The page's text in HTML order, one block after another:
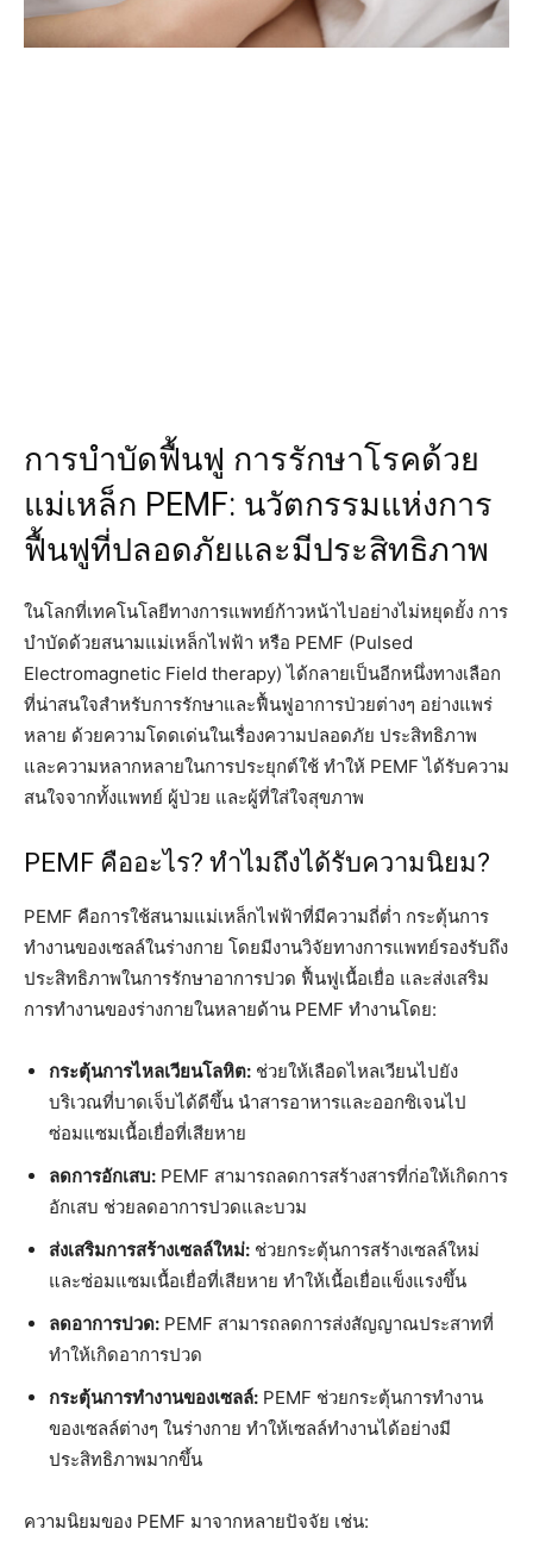
การบำบัดฟื้นฟู การรักษาโรคด้วย
แม่เหล็ก PEMF: นวัตกรรมแห่งการ
ฟื้นฟูที่ปลอดภัยและมีประสิทธิภาพ
ในโลกที่เทคโนโลยีทางการแพทย์ก้าวหน้าไปอย่างไม่หยุดยั้ง การ
บำบัดด้วยสนามแม่เหล็กไฟฟ้า หรือ PEMF (Pulsed
Electromagnetic Field therapy) ได้กลายเป็นอีกหนึ่งทางเลือก
ที่น่าสนใจสำหรับการรักษาและฟื้นฟูอาการป่วยต่างๆ อย่างแพร่
หลาย ด้วยความโดดเด่นในเรื่องความปลอดภัย ประสิทธิภาพ
และความหลากหลายในการประยุกต์ใช้ ทำให้ PEMF ได้รับความ
สนใจจากทั้งแพทย์ ผู้ป่วย และผู้ที่ใส่ใจสุขภาพ
PEMF คืออะไร? ทำไมถึงได้รับความนิยม?
PEMF คือการใช้สนามแม่เหล็กไฟฟ้าที่มีความถี่ต่ำ กระตุ้นการ
ทำงานของเซลล์ในร่างกาย โดยมีงานวิจัยทางการแพทย์รองรับถึง
ประสิทธิภาพในการรักษาอาการปวด ฟื้นฟูเนื้อเยื่อ และส่งเสริม
การทำงานของร่างกายในหลายด้าน PEMF ทำงานโดย:
กระตุ้นการไหลเวียนโลหิต: ช่วยให้เลือดไหลเวียนไปยัง
บริเวณที่บาดเจ็บได้ดีขึ้น นำสารอาหารและออกซิเจนไป
ซ่อมแซมเนื้อเยื่อที่เสียหาย
ลดการอักเสบ: PEMF สามารถลดการสร้างสารที่ก่อให้เกิดการ
อักเสบ ช่วยลดอาการปวดและบวม
ส่งเสริมการสร้างเซลล์ใหม่: ช่วยกระตุ้นการสร้างเซลล์ใหม่
และซ่อมแซมเนื้อเยื่อที่เสียหาย ทำให้เนื้อเยื่อแข็งแรงขึ้น
ลดอาการปวด: PEMF สามารถลดการส่งสัญญาณประสาทที่
ทำให้เกิดอาการปวด
กระตุ้นการทำงานของเซลล์: PEMF ช่วยกระตุ้นการทำงาน
ของเซลล์ต่างๆ ในร่างกาย ทำให้เซลล์ทำงานได้อย่างมี
ประสิทธิภาพมากขึ้น
ความนิยมของ PEMF มาจากหลายปัจจัย เช่น: